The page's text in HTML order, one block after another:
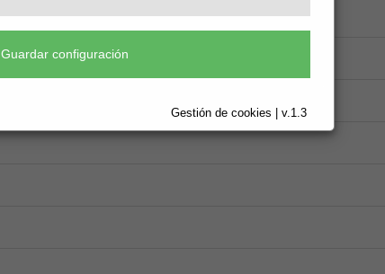
Guardar configuración
Gestión de cookies | v.1.3